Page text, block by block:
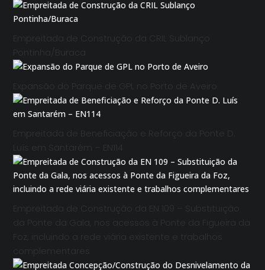
Empreitada de Construção da CRIL Sublanço
Pontinha/Buraca
Expansão do Parque de GPL no Porto de Aveiro
Empreitada de Beneficiação e Reforço da Ponte D.
Luís em Santarém – EN114
Empreitada de Construção da EN 109 – Substituição
da Ponte da Gala, nos acessos à Ponte da Figueira da
Foz, incluindo a rede viária existente e trabalhos
complementares